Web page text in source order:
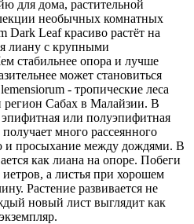
для дома, растительной
необычных комнатных
Dark Leaf красиво растёт на
лиану с крупными
стабильнее опора и лучше
может становиться
- тропические леса
регион Сабах в Малайзии. В
эпифитная или полуэпифитная
получает много рассеянного
и просыхание между дождями. В
как лиана на опоре. Побеги
иетров, а листья при хорошем
Растение развивается не
новый лист выглядит как